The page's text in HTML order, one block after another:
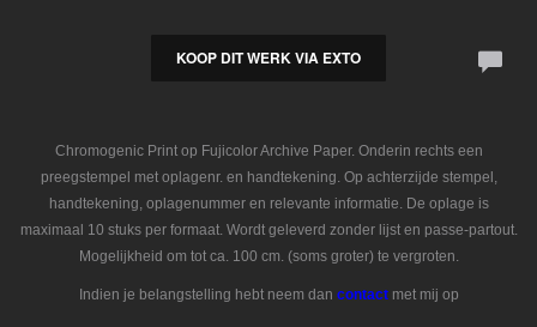
KOOP DIT WERK VIA EXTO
Chromogenic Print op Fujicolor Archive Paper. Onderin rechts een
preegstempel met oplagenr. en handtekening. Op achterzijde stempel,
handtekening, oplagenummer en relevante informatie. De oplage is
maximaal 10 stuks per formaat. Wordt geleverd zonder lijst en passe-partout.
Mogelijkheid om tot ca. 100 cm. (soms groter) te vergroten.
Indien je belangstelling hebt neem dan contactmet mij op